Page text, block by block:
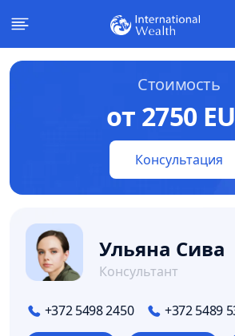
Стоимость
от 2750
Консультация
Ульяна Сива
Консультант
+372 5498 2450 +372 5489